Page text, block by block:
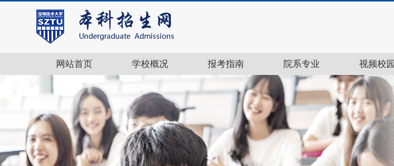
网站首页 学校概况 报考指南 院系专业 视频校园